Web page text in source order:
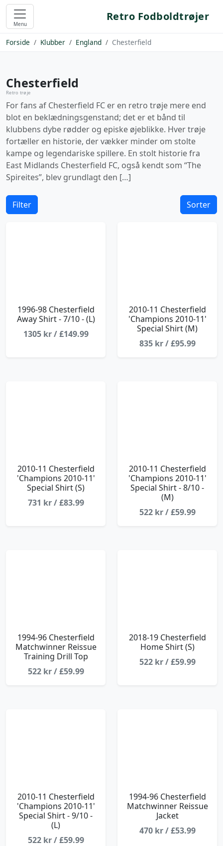
Menu
Retro Fodboldtrøjer
Forside Klubber England Chesterfield
Chesterfield
Retro trøje
For fans af Chesterfield FC er en retro trøje mere end
blot en beklædningsgenstand; det er et bånd til
klubbens dybe rødder og episke øjeblikke. Hver trøje
fortæller en historie, der vækker minder om stolte
kampe og legendariske spillere. En stolt historie fra
East Midlands Chesterfield FC, også kendt som “The
Spireites”, blev grundlagt den […]
Filter Sorter
1996-98 Chesterfield
Away Shirt - 7/10 - (L)
1305 kr / £149.99
2010-11 Chesterfield
'Champions 2010-11'
Special Shirt (M)
835 kr / £95.99
2010-11 Chesterfield
'Champions 2010-11'
Special Shirt (S)
731 kr / £83.99
2010-11 Chesterfield
'Champions 2010-11'
Special Shirt - 8/10 -
(M)
522 kr / £59.99
1994-96 Chesterfield
Matchwinner Reissue
Training Drill Top
522 kr / £59.99
2018-19 Chesterfield
Home Shirt (S)
522 kr / £59.99
2010-11 Chesterfield
'Champions 2010-11'
Special Shirt - 9/10 -
(L)
522 kr / £59.99
1994-96 Chesterfield
Matchwinner Reissue
Jacket
470 kr / £53.99